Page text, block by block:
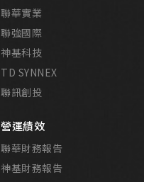
聯華實業
聯強國際
神基科技
TD SYNNEX
聯訊創投
營運績效
聯華財務報告
神基財務報告